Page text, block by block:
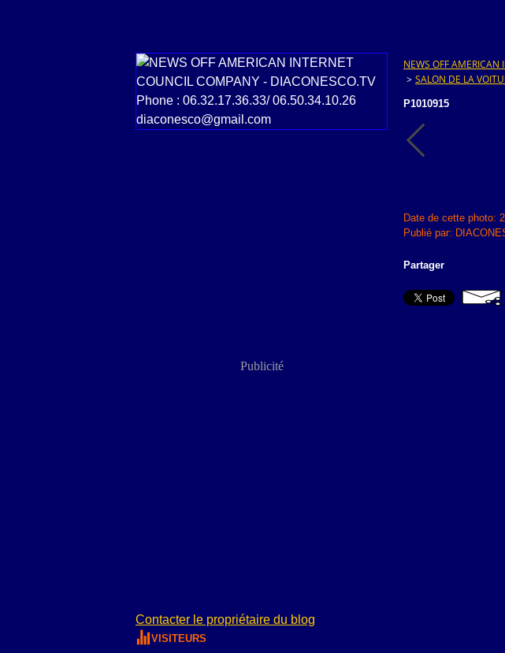
Publicité
Contacter le propriétaire du blog
VISITEURS
NEWS OFF
> SALON DE LA
P1010915
Date de cette photo:
Publié par:
Partager